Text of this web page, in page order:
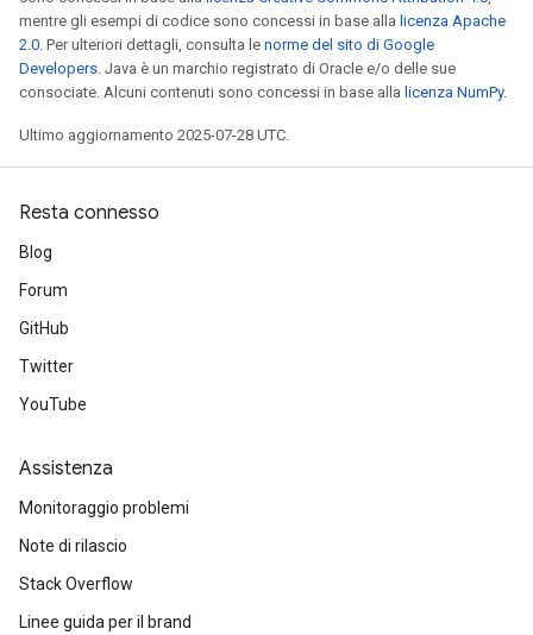
mentre gli esempi di codice sono concessi in base alla licenza Apache
2.0. Per ulteriori dettagli, consulta le norme del sito di Google
Developers. Java è un marchio registrato di Oracle e/o delle sue
consociate. Alcuni contenuti sono concessi in base alla licenza NumPy.
Ultimo aggiornamento 2025-07-28 UTC.
Resta connesso
Blog
Forum
GitHub
Twitter
YouTube
Assistenza
Monitoraggio problemi
Note di rilascio
Stack Overflow
Linee guida per il brand